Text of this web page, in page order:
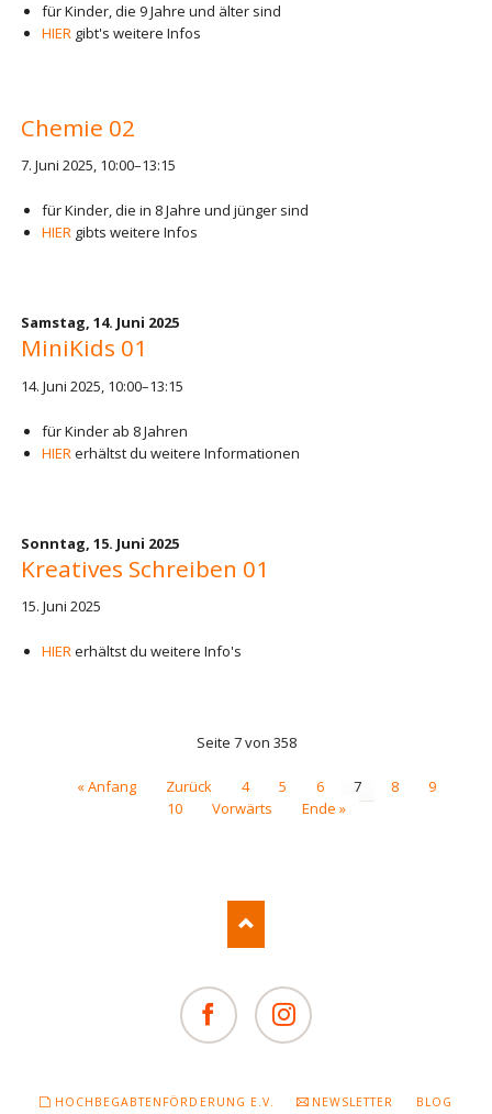
für Kinder, die 9 Jahre und älter sind
HIERgibt's weitere Infos
Chemie 02
7. Juni 2025, 10:00–13:15
für Kinder, die in 8 Jahre und jünger sind
HIERgibts weitere Infos
Samstag, 14. Juni 2025
MiniKids 01
14. Juni 2025, 10:00–13:15
für Kinder ab 8 Jahren
HIER erhältst du weitere Informationen
Sonntag, 15. Juni 2025
Kreatives Schreiben 01
15. Juni 2025
HIERerhältst du weitere Info's
Seite 7 von 358
« Anfang Zurück 4 5 6 7 8
9
10
Vorwärts Ende »
NAVIGATION
HOCHBEGABTENFÖRDERUNG E.V. NEWSLETTER BLOG